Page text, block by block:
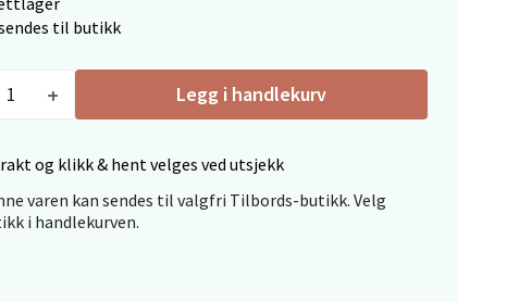
til butikk
Legg i handlekurv
og klikk & hent velges ved utsjekk
varen kan sendes til valgfri Tilbords-butikk. Velg
i handlekurven.
Velg